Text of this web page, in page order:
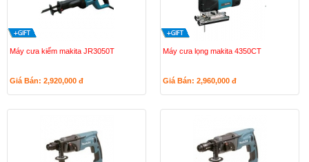
Máy cưa kiếm makita JR3050T
Giá Bán: 2,920,000 đ
Máy cưa lọng makita 4350CT
Giá Bán: 2,960,000 đ